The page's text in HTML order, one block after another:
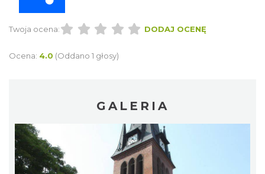
Twoja ocena: DODAJ OCENĘ
Ocena: 4.0 (Oddano 1 głosy)
GALERIA